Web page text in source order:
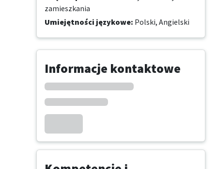
zamieszkania
Umiejętności językowe: Polski, Angielski
Informacje kontaktowe